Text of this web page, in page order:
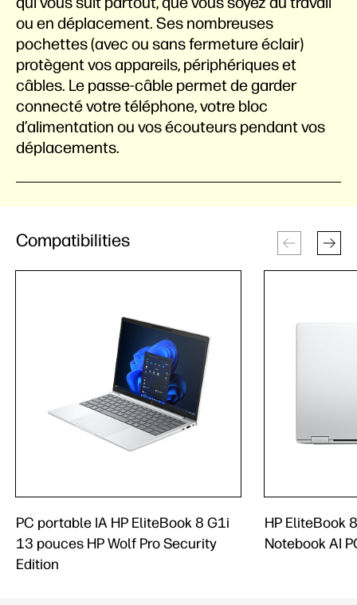
ou en déplacement. Ses nombreuses
pochettes (avec ou sans fermeture éclair)
protègent vos appareils, périphériques et
câbles. Le passe-câble permet de garder
connecté votre téléphone, votre bloc
d’alimentation ou vos écouteurs pendant vos
déplacements.
Compatibilities
PC portable IA HP EliteBook 8 G1i
13 pouces HP Wolf Pro Security
Edition
HP EliteBook
Notebook AI